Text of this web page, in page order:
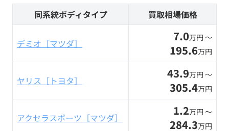
同系統ボディタイプ 買取相場価格
デミオ［マツダ］ 7.0万円 〜
195.6万円
ヤリス［トヨタ］ 43.9万円 〜
305.4万円
アクセラスポーツ［マツダ］ 1.2万円 〜
284.3万円